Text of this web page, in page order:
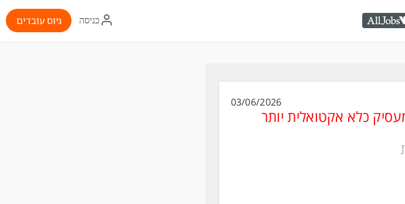
AllJobs
איקון
התחברות
כניסה גיוס עובדים
03/06/2026
כלא אקטואלית יותר